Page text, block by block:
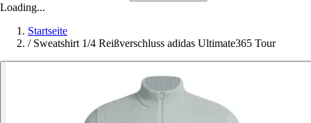
Loading...
Startseite
/ Sweatshirt 1/4 Reißverschluss adidas Ultimate365 Tour